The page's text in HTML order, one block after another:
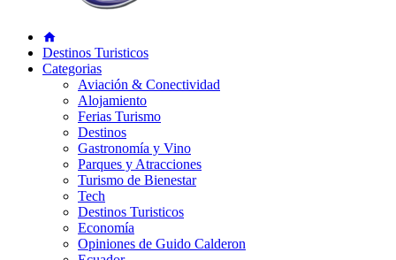
Destinos Turisticos
Categorias
Aviación & Conectividad
Alojamiento
Ferias Turismo
Destinos
Gastronomía y Vino
Parques y Atracciones
Turismo de Bienestar
Tech
Destinos Turisticos
Economía
Opiniones de Guido Calderon